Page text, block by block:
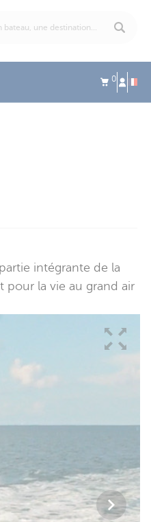
0
intégrante de la
pour la vie au grand air